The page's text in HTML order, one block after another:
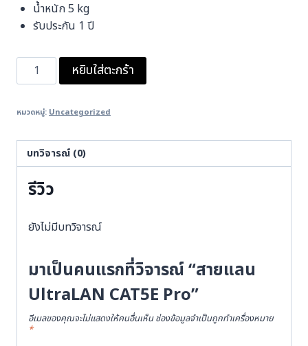
น้ำหนัก 5 kg
รับประกัน 1 ปี
จำนวน
สาย
UltraLAN
Pro
ชิ้น
หยิบใส่ตะกร้า
หมวดหมู่: Uncategorized
บทวิจารณ์ (0)
รีวิว
ยังไม่มีบทวิจารณ์
มาเป็นคนแรกที่วิจารณ์ “สายแลน
UltraLAN CAT5E Pro”
อีเมลของคุณจะไม่แสดงให้คนอื่นเห็น ช่องข้อมูลจำเป็นถูกทำเครื่องหมาย
*